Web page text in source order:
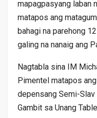
mapagpasyang laban
matapos ang
bahagi na parehong
galing na nanaig ang
Nagtabla sina IM
Pimentel matapos
depensang Semi-
Gambit sa Unang